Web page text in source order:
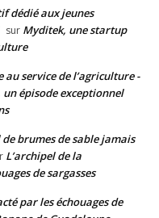
dédié aux jeunes
sur Myditek, une startup
service de l’agriculture -
un épisode exceptionnel
brumes de sable jamais
L’archipel de la
de sargasses
par les échouages de